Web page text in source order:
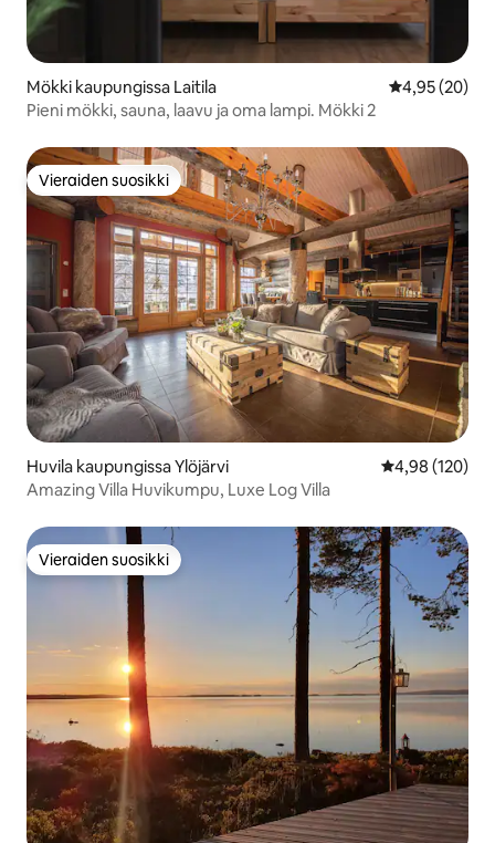
Mökki kaupungissa Laitila
4,95 (20)
Pieni mökki, sauna, laavu ja oma lampi. Mökki 2
Vieraiden suosikki
Vieraiden suosikki
Huvila kaupungissa Ylöjärvi
4,98 (120)
Amazing Villa Huvikumpu, Luxe Log Villa
Vieraiden suosikki
Vieraiden suosikki